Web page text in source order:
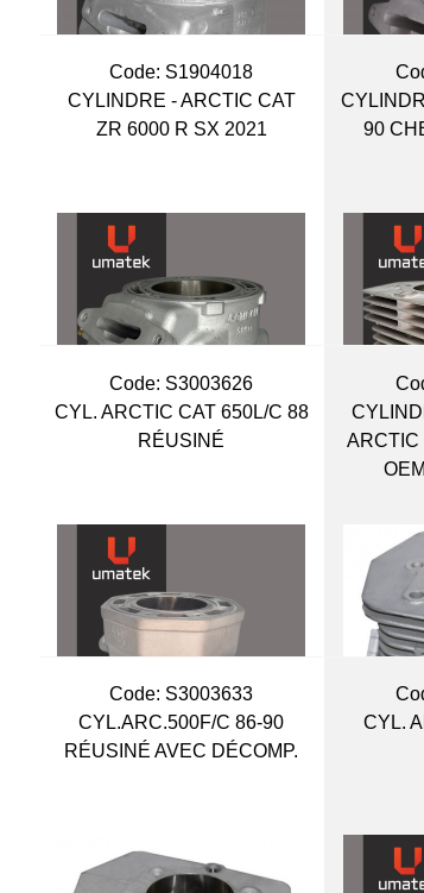
Code: S1904018
CYLINDRE - ARCTIC CAT
ZR 6000 R SX 2021
90
Code: S3003626
CYL. ARCTIC CAT 650L/C 88
RÉUSINÉ
ARCTIC
Code: S3003633
CYL.ARC.500F/C 86-90
RÉUSINÉ AVEC DÉCOMP.
CYL.